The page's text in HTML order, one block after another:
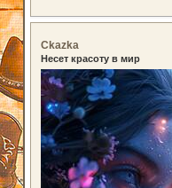
Ckazka
Несет красоту в мир